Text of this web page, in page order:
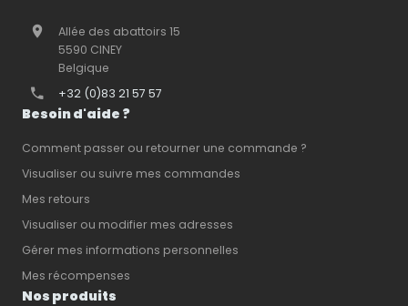
Allée des abattoirs 15
5590 CINEY
Belgique
+32 (0)83 21 57 57
Besoin d'aide ?
Comment passer ou retourner une commande ?
Visualiser ou suivre mes commandes
Mes retours
Visualiser ou modifier mes adresses
Gérer mes informations personnelles
Mes récompenses
Nos produits